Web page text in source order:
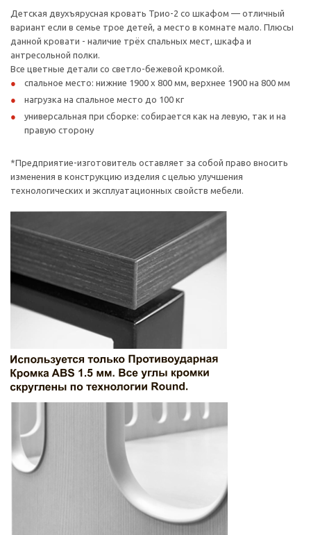
Детская двухъярусная кровать Трио-2 со шкафом — отличный
вариант если в семье трое детей, а место в комнате мало. Плюсы
данной кровати - наличие трёх спальных мест, шкафа и
антресольной полки.
Все цветные детали со светло-бежевой кромкой.
спальное место: нижние 1900 х 800 мм, верхнее 1900 на 800 мм
нагрузка на спальное место до 100 кг
универсальная при сборке: собирается как на левую, так и на
правую сторону
*Предприятие-изготовитель оставляет за собой право вносить
изменения в конструкцию изделия с целью улучшения
технологических и эксплуатационных свойств мебели.